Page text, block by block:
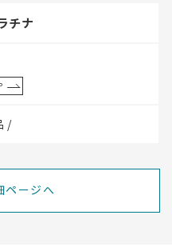
チナ
/
ページへ